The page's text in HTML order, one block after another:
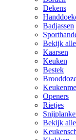
Dekens
Badjassen
Bekijk
Kaarsen
Keuken
Bestek
Openers
Rietjes
Bekijk